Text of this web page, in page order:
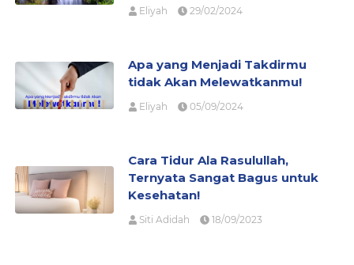
Eliyah 29/02/2024
Apa yang Menjadi Takdirmu
tidak Akan Melewatkanmu!
Eliyah 05/09/2024
Cara Tidur Ala Rasulullah,
Ternyata Sangat Bagus untuk
Kesehatan!
Siti Adidah 18/09/2023